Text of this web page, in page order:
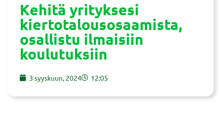
Kehitä yrityksesi
kiertotalousosaamista,
osallistu ilmaisiin
koulutuksiin
3 syyskuun, 2024 12:05